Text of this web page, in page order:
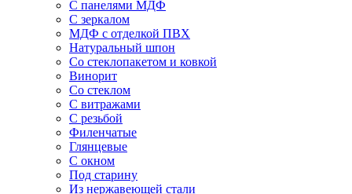
С панелями МДФ
С зеркалом
МДФ с отделкой ПВХ
Натуральный шпон
Со стеклопакетом и ковкой
Винорит
Со стеклом
С витражами
С резьбой
Филенчатые
Глянцевые
С окном
Под старину
Из нержавеющей стали